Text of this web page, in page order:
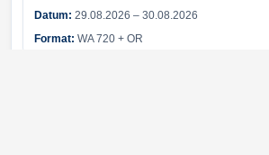
Datum: 29.08.2026 – 30.08.2026
Format: WA 720 + OR